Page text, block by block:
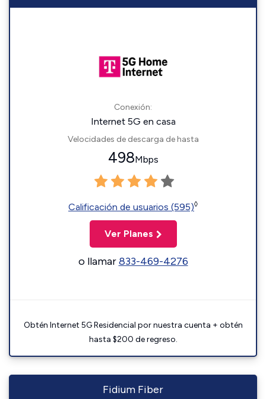
Conexión:
Internet 5G en casa
Velocidades de descarga de hasta
498Mbps
Calificación de usuarios (595)◊
Ver Planes
o llamar833-469-4276
Obtén Internet 5G Residencial por nuestra cuenta + obtén
hasta $200 de regreso.
Fidium Fiber